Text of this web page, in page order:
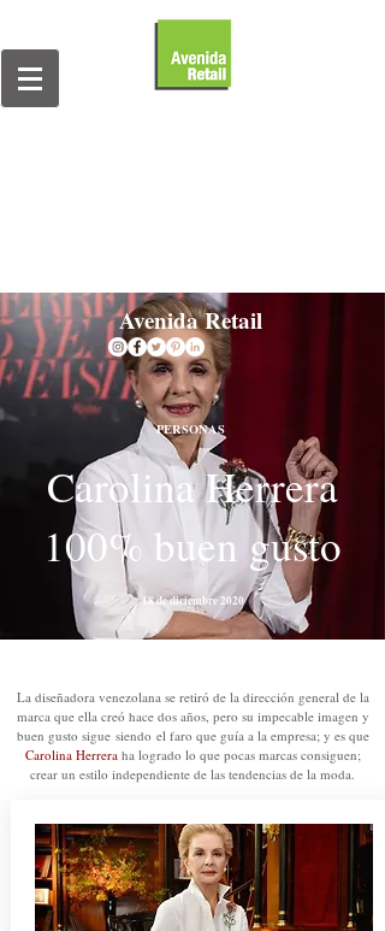
Avenida Retail
PERSONAS
Carolina Herrera
100% buen gusto
18 de diciembre 2020
La diseñadora venezolana se retiró de la dirección general de la
marca que ella creó hace dos años, pero su impecable imagen y
buen gusto sigue siendo el faro que guía a la empresa; y es que
Carolina Herreraha logrado lo que pocas marcas consiguen;
crear un estilo independiente de las tendencias de la moda.